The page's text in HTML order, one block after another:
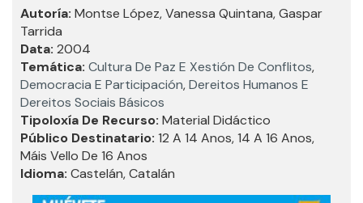
Autoría: Montse López, Vanessa Quintana, Gaspar
Tarrida
Data: 2004
Temática: Cultura De Paz E Xestión De Conflitos,
Democracia E Participación,Dereitos Humanos E
Dereitos Sociais Básicos
Tipoloxía De Recurso: Material Didáctico
Público Destinatario: 12 A 14 Anos, 14 A 16 Anos,
Máis Vello De 16 Anos
Idioma: Castelán, Catalán